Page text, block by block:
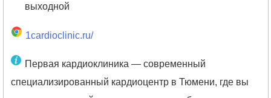
выходной
1cardioclinic.ru/
Первая кардиоклиника — современный
специализированный кардиоцентр в Тюмени, где вы